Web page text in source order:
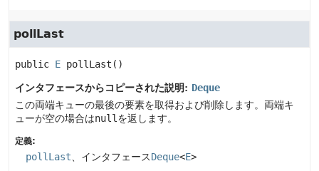
pollLast
public E pollLast ()
インタフェースからコピーされた説明: Deque
この両端キューの最後の要素を取得および削除します。両端キ
ューが空の場合はnull を返します。
定義:
pollLast 、インタフェースDeque<E>